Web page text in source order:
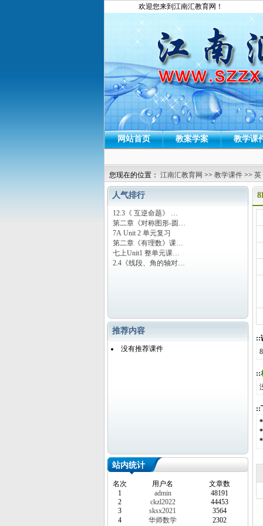
欢迎您来到江南汇教育网！
网站首页 教案学案 教学课
您现在的位置： 江南汇教育网 >> 教学课件 >> 英
人气排行
12.3《 互逆命题》 …
第二章《对称图形-圆…
7A Unit 2 单元复习
第二章《有理数》课…
七上Unit1 整单元课…
2.4《线段、角的轴对…
推荐内容
没有推荐课件
站内统计
名次 用户名
文章数
1
admin
48191
2
ckzl2022
44453
3
sksx2021
3564
4
华师数学
2302
::
::
::
*
*
*